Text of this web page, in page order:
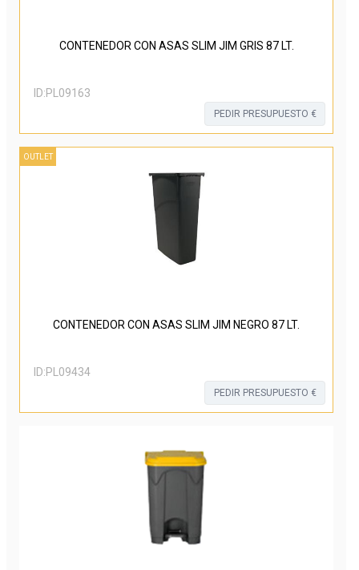
CONTENEDOR CON ASAS SLIM JIM GRIS 87 LT.
ID:PL09163
PEDIR PRESUPUESTO €
OUTLET
CONTENEDOR CON ASAS SLIM JIM NEGRO 87 LT.
ID:PL09434
PEDIR PRESUPUESTO €